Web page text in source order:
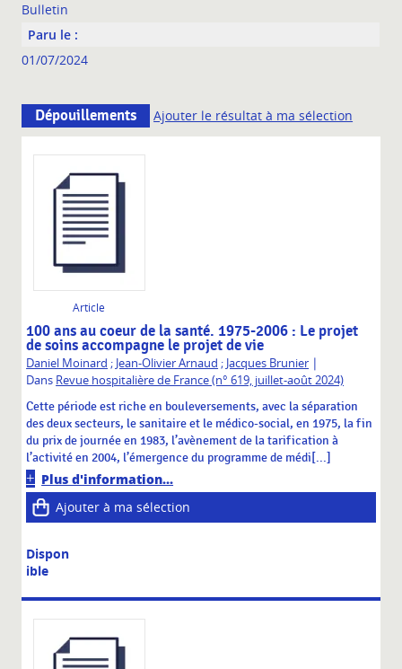
Bulletin
Paru le :
01/07/2024
Dépouillements Ajouter le résultat à ma sélection
Article
100 ans au coeur de la santé. 1975-2006 : Le projet
de soins accompagne le projet de vie
Daniel Moinard ; Jean-Olivier Arnaud ; Jacques Brunier |
Dans Revue hospitalière de France (n° 619, juillet-août 2024)
Cette période est riche en bouleversements, avec la séparation
des deux secteurs, le sanitaire et le médico-social, en 1975, la fin
du prix de journée en 1983, l’avènement de la tarification à
l’activité en 2004, l’émergence du programme de médi[...]
Plus d'information...
Ajouter à ma sélection
Dispon
ible